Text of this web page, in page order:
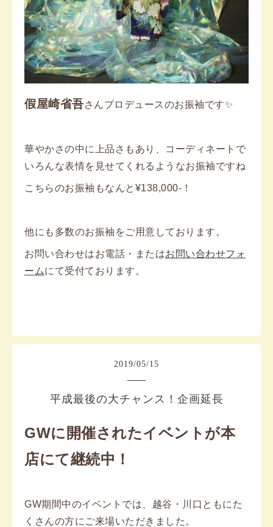
假屋崎省吾さんプロデュースのお振袖です✨
華やかさの中に上品さもあり、コーディネートで
いろんな表情を見せてくれるようなお振袖ですね
こちらのお振袖もなんと¥138,000-！
他にも多数のお振袖をご用意しております。
お問い合わせはお電話・またはお問い合わせフォ
ームにて受付ております。
2019/05/15
平成最後の大チャンス！企画延長
GWに開催されたイベントが本
店にて継続中！
GW期間中のイベントでは、越谷・川口ともにた
くさんの方にご来場いただきました。